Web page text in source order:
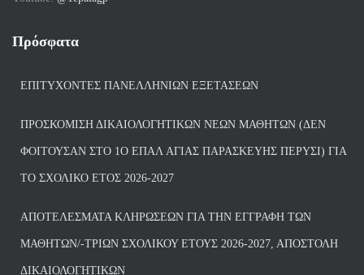
Πρόσφατα
ΕΠΙΤΥΧΌΝΤΕΣ ΠΑΝΕΛΛΗΝΊΩΝ ΕΞΕΤΆΣΕΩΝ
ΠΡΟΣΚΌΜΙΣΗ ΔΙΚΑΙΟΛΟΓΗΤΙΚΏΝ ΝΈΩΝ ΜΑΘΗΤΏΝ (ΔΕΝ
ΦΟΙΤΟΎΣΑΝ ΣΤΟ 1Ο ΕΠΑΛ ΑΓΙΑΣ ΠΑΡΑΣΚΕΥΗΣ ΠΈΡΥΣΙ) ΓΙΑ
ΤΟ ΣΧΟΛΙΚΌ ΈΤΟΣ 2026-2027
ΑΠΟΤΕΛΈΣΜΑΤΑ ΚΛΗΡΏΣΕΩΝ ΓΙΑ ΤΗΝ ΕΓΓΡΑΦΉ ΤΩΝ
ΜΑΘΗΤΏΝ/-ΤΡΙΏΝ ΣΧΟΛΙΚΟΎ ΈΤΟΥΣ 2026-2027, ΑΠΟΣΤΟΛΉ
ΔΙΚΑΙΟΛΟΓΗΤΙΚΏΝ